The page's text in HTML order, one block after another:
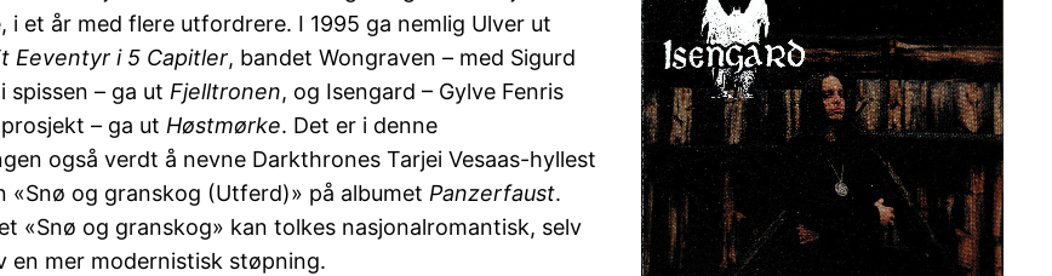
i et år med flere utfordrere. I 1995 ga nemlig Ulver ut
Eeventyr i 5 Capitler, bandet Wongraven – med Sigurd
spissen – ga ut Fjelltronen, og Isengard – Gylve Fenris
– ga ut Høstmørke. Det er i denne
også verdt å nevne Darkthrones Tarjei Vesaas-hyllest
«Snø og granskog (Utferd)» på albumet Panzerfaust.
«Snø og granskog» kan tolkes nasjonalromantisk, selv
en mer modernistisk støpning.